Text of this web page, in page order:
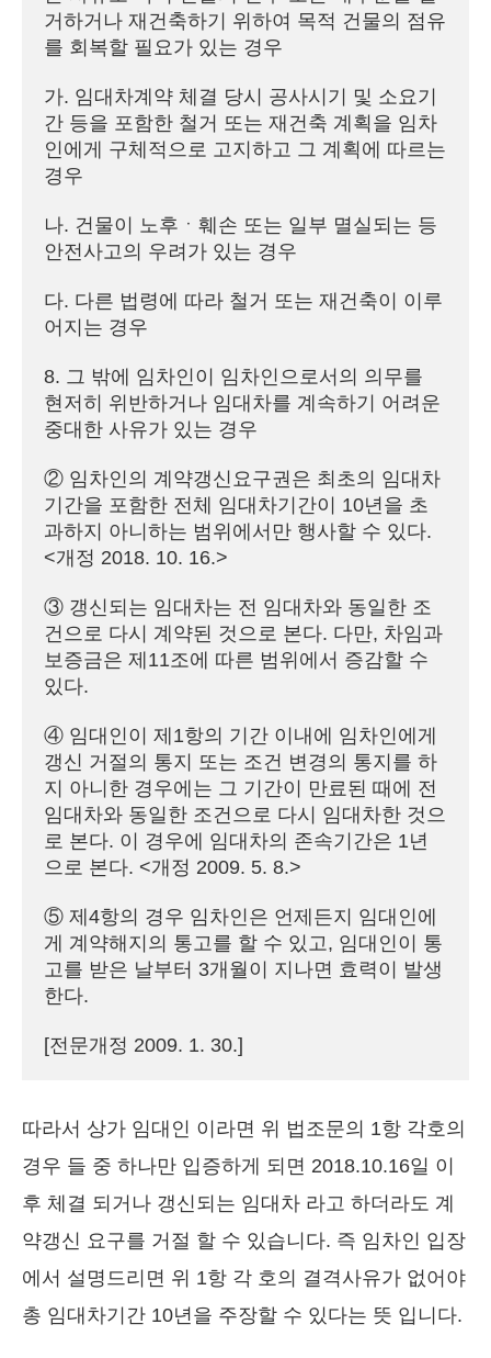
거하거나 재건축하기 위하여 목적 건물의 점유
를 회복할 필요가 있는 경우
가. 임대차계약 체결 당시 공사시기 및 소요기
간 등을 포함한 철거 또는 재건축 계획을 임차
인에게 구체적으로 고지하고 그 계획에 따르는
경우
나. 건물이 노후ㆍ훼손 또는 일부 멸실되는 등
안전사고의 우려가 있는 경우
다. 다른 법령에 따라 철거 또는 재건축이 이루
어지는 경우
8. 그 밖에 임차인이 임차인으로서의 의무를
현저히 위반하거나 임대차를 계속하기 어려운
중대한 사유가 있는 경우
② 임차인의 계약갱신요구권은 최초의 임대차
기간을 포함한 전체 임대차기간이 10년을 초
과하지 아니하는 범위에서만 행사할 수 있다.
<개정 2018. 10. 16.>
③ 갱신되는 임대차는 전 임대차와 동일한 조
건으로 다시 계약된 것으로 본다. 다만, 차임과
보증금은 제11조에 따른 범위에서 증감할 수
있다.
④ 임대인이 제1항의 기간 이내에 임차인에게
갱신 거절의 통지 또는 조건 변경의 통지를 하
지 아니한 경우에는 그 기간이 만료된 때에 전
임대차와 동일한 조건으로 다시 임대차한 것으
로 본다. 이 경우에 임대차의 존속기간은 1년
으로 본다. <개정 2009. 5. 8.>
⑤ 제4항의 경우 임차인은 언제든지 임대인에
게 계약해지의 통고를 할 수 있고, 임대인이 통
고를 받은 날부터 3개월이 지나면 효력이 발생
한다.
[전문개정 2009. 1. 30.]
따라서 상가 임대인 이라면 위 법조문의 1항 각호의
경우 들 중 하나만 입증하게 되면 2018.10.16일 이
후 체결 되거나 갱신되는 임대차 라고 하더라도 계
약갱신 요구를 거절 할 수 있습니다. 즉 임차인 입장
에서 설명드리면 위 1항 각 호의 결격사유가 없어야
총 임대차기간 10년을 주장할 수 있다는 뜻 입니다.